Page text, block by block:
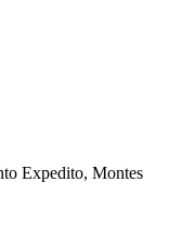
Expedito, Montes